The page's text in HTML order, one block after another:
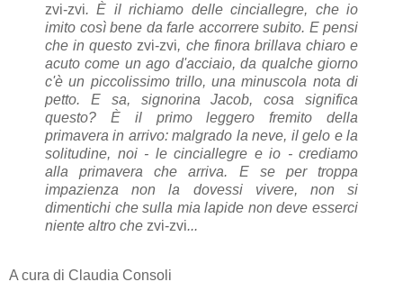
zvi-zvi. È il richiamo delle cinciallegre, che io
imito così bene da farle accorrere subito. E pensi
che in questo zvi-zvi, che finora brillava chiaro e
acuto come un ago d'acciaio, da qualche giorno
c'è un piccolissimo trillo, una minuscola nota di
petto. E sa, signorina Jacob, cosa significa
questo? È il primo leggero fremito della
primavera in arrivo: malgrado la neve, il gelo e la
solitudine, noi - le cinciallegre e io - crediamo
alla primavera che arriva. E se per troppa
impazienza non la dovessi vivere, non si
dimentichi che sulla mia lapide non deve esserci
niente altro che zvi-zvi...
A cura di Claudia Consoli